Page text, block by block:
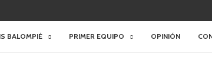
BALOMPIÉ PRIMER EQUIPO OPINIÓN